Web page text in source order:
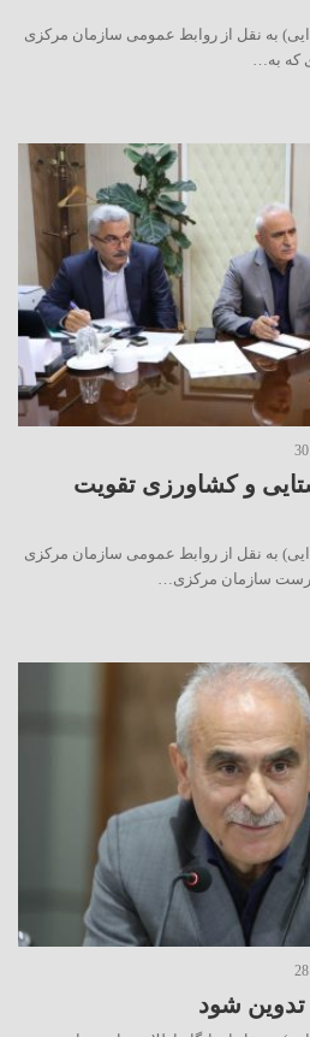
به نقل از روابط عمومی سازمان مرکزی
که به…
30
و کشاورزی تقویت
به نقل از روابط عمومی سازمان مرکزی
سازمان مرکزی…
28
تدوین شود